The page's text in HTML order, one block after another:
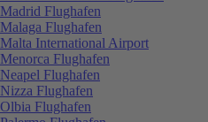
Madrid Flughafen
Malaga Flughafen
Malta International Airport
Menorca Flughafen
Neapel Flughafen
Nizza Flughafen
Olbia Flughafen